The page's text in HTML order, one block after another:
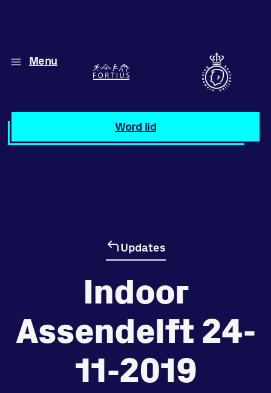
Menu
Word lid
Diverse disciplines
Atletiek
Beheersde
tegenstander
Worstelen
Updates
Indoor
Assendelft 24-
11-2019